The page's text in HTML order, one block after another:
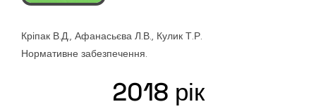
Кріпак В.Д., Афанасьєва Л.В., Кулик Т.Р.
Нормативне забезпечення.
2018 рік